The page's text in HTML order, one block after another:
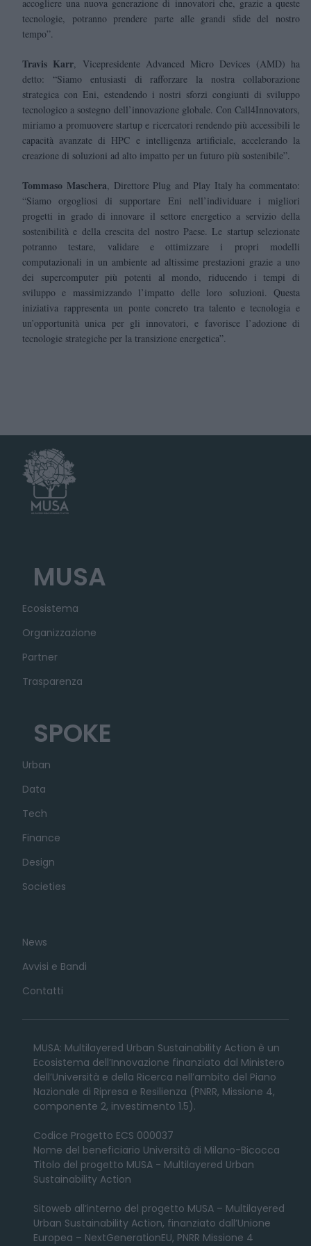
accogliere una nuova generazione di innovatori che, grazie a queste
tecnologie, potranno prendere parte alle grandi sfide del nostro
tempo”.
Travis Karr, Vicepresidente Advanced Micro Devices (AMD) ha
detto: “Siamo entusiasti di rafforzare la nostra collaborazione
strategica con Eni, estendendo i nostri sforzi congiunti di sviluppo
tecnologico a sostegno dell’innovazione globale. Con Call4Innovators,
miriamo a promuovere startup e ricercatori rendendo più accessibili le
capacità avanzate di HPC e intelligenza artificiale, accelerando la
creazione di soluzioni ad alto impatto per un futuro più sostenibile”.
Tommaso Maschera, Direttore Plug and Play Italy ha commentato:
“Siamo orgogliosi di supportare Eni nell’individuare i migliori
progetti in grado di innovare il settore energetico a servizio della
sostenibilità e della crescita del nostro Paese. Le startup selezionate
potranno testare, validare e ottimizzare i propri modelli
computazionali in un ambiente ad altissime prestazioni grazie a uno
dei supercomputer più potenti al mondo, riducendo i tempi di
sviluppo e massimizzando l’impatto delle loro soluzioni. Questa
iniziativa rappresenta un ponte concreto tra talento e tecnologia e
un’opportunità unica per gli innovatori, e favorisce l’adozione di
tecnologie strategiche per la transizione energetica”.
MUSA
Ecosistema
Organizzazione
Partner
Trasparenza
SPOKE
Urban
Data
Tech
Finance
Design
Societies
News
Avvisi e Bandi
Contatti
MUSA: Multilayered Urban Sustainability Action è un
Ecosistema dell’Innovazione finanziato dal Ministero
dell’Università e della Ricerca nell’ambito del Piano
Nazionale di Ripresa e Resilienza (PNRR, Missione 4,
componente 2, investimento 1.5).
Codice Progetto ECS 000037
Nome del beneficiario Università di Milano-Bicocca
Titolo del progetto MUSA - Multilayered Urban
Sustainability Action
Sitoweb all’interno del progetto MUSA – Multilayered
Urban Sustainability Action, finanziato dall’Unione
Europea – NextGenerationEU, PNRR Missione 4